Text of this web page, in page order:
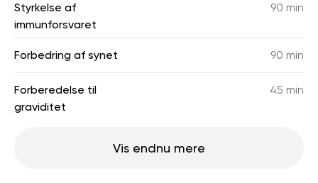
Styrkelse af
immunforsvaret
90 min
Forbedring af synet 90 min
Forberedelse til
graviditet
45 min
Vis endnu mere